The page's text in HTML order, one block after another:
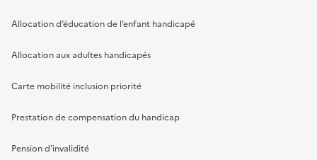
Allocation d’éducation de l’enfant handicapé
Allocation aux adultes handicapés
Carte mobilité inclusion priorité
Prestation de compensation du handicap
Pension d'invalidité